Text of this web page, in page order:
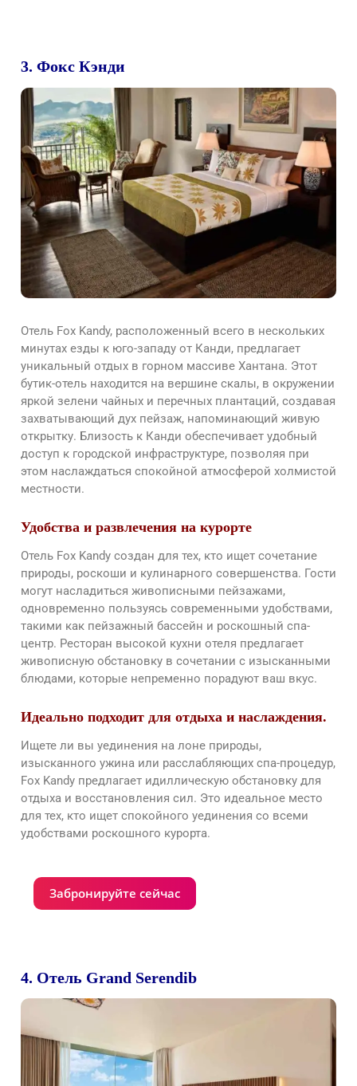
3. Фокс Кэнди
Отель Fox Kandy, расположенный всего в нескольких
минутах езды к юго-западу от Канди, предлагает
уникальный отдых в горном массиве Хантана. Этот
бутик-отель находится на вершине скалы, в окружении
яркой зелени чайных и перечных плантаций, создавая
захватывающий дух пейзаж, напоминающий живую
открытку. Близость к Канди обеспечивает удобный
доступ к городской инфраструктуре, позволяя при
этом наслаждаться спокойной атмосферой холмистой
местности.
Удобства и развлечения на курорте
Отель Fox Kandy создан для тех, кто ищет сочетание
природы, роскоши и кулинарного совершенства. Гости
могут насладиться живописными пейзажами,
одновременно пользуясь современными удобствами,
такими как пейзажный бассейн и роскошный спа-
центр. Ресторан высокой кухни отеля предлагает
живописную обстановку в сочетании с изысканными
блюдами, которые непременно порадуют ваш вкус.
Идеально подходит для отдыха и наслаждения.
Ищете ли вы уединения на лоне природы,
изысканного ужина или расслабляющих спа-процедур,
Fox Kandy предлагает идиллическую обстановку для
отдыха и восстановления сил. Это идеальное место
для тех, кто ищет спокойного уединения со всеми
удобствами роскошного курорта.
Забронируйте сейчас
4. Отель Grand Serendib